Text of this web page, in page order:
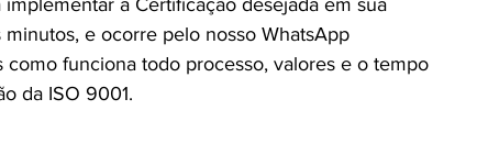
a Certificação desejada em sua
e ocorre pelo nosso WhatsApp
funciona todo processo, valores e o tempo
da ISO 9001.